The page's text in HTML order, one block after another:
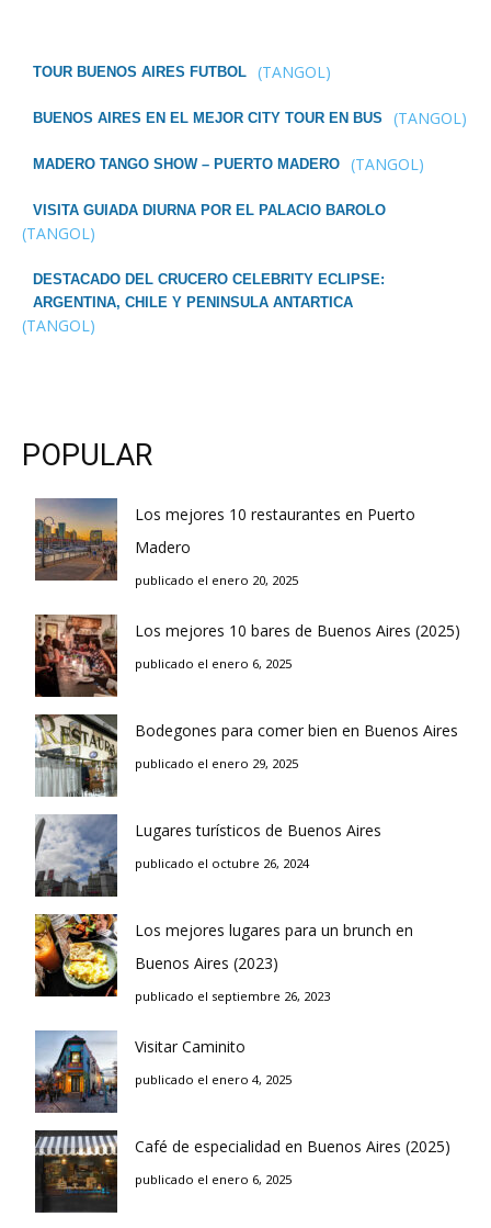
TOUR BUENOS AIRES FUTBOL (TANGOL)
BUENOS AIRES EN EL MEJOR CITY TOUR EN BUS (TANGOL)
MADERO TANGO SHOW – PUERTO MADERO (TANGOL)
VISITA GUIADA DIURNA POR EL PALACIO BAROLO
(TANGOL)
DESTACADO DEL CRUCERO CELEBRITY ECLIPSE:
ARGENTINA, CHILE Y PENINSULA ANTARTICA
(TANGOL)
POPULAR
Los mejores 10 restaurantes en Puerto
Madero
publicado el enero 20, 2025
Los mejores 10 bares de Buenos Aires (2025)
publicado el enero 6, 2025
Bodegones para comer bien en Buenos Aires
publicado el enero 29, 2025
Lugares turísticos de Buenos Aires
publicado el octubre 26, 2024
Los mejores lugares para un brunch en
Buenos Aires (2023)
publicado el septiembre 26, 2023
Visitar Caminito
publicado el enero 4, 2025
Café de especialidad en Buenos Aires (2025)
publicado el enero 6, 2025